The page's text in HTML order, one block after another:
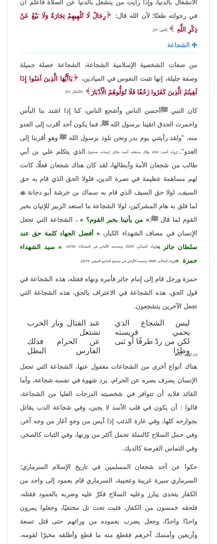
الانشغال بالدنيا، وإذا رأيت من ينشغل بالدنيا عن الصلاة فاعلم أن
في رجولته طعنًا؛ لأن الله قال:
رِجَالٌ لَا تُلْهِيهِمْ تِجَارَةٌ وَلَا بَيْعٌ عَنْ
ذِكْرِ اللَّهِ
[النور: 37].
الشجاعة
من صفات الشخصية الإسلامية الشجاعة، الشجاعة خصلة جميلة
وصفة جليلة، إنها تثبت النفوس في الميادين،
يَاأَيُّهَا الَّذِينَ آمَنُوا إِذَا
لَقِيتُمُ الَّذِينَ كَفَرُوا زَحْفًا فَلَا تُوَلُّوهُمُ الْأَدْبَارَ
[الأنفال: 15].
كان النبي ﷺأحسن الناس وأشجع الناس، كنا إذا اشتد بنا البأس
واحمرت الحدق اتقينا برسول الله ﷺ، فما يكون أحد أقرب إلى العدو
منه، "ولقد رأيتني يوم بدر ونحن نلوذ برسول الله ﷺ وهو أقربنا إلى
العدو". [رواه أحمد: 654، وقال محققه أحمد شاكر: إسناده صحيح].
الذي يتكلم علي بن أبي
طالب من شجعان الأمة وأبطالها، لقد كان هناك شجعان فعلًا، كانت
لهم مساهمة عظيمة في نصرة الدين، فلولا الحق الذي قام به حق
السيف، لولا حق السيف الذي قام به سماك بن خرشة أبو دجانة
لما فلق به هام المشركين، لولا الشجاعة ما استعد الزبير للإتيان بخبر
القوم لما قال ﷺ:
من يأتينا بخبر القوم؟
، الشجاعة التي تجعل
الإنسان في مصاف الشهداء الكبار،
أفضل الجهاد كلمة حق عند
سلطان جائر
[رواه النسائي: 4209، وصححه الألباني في المشكاة: 3705]،
سيد الشهداء
حمزة
[رواه الحاكم: 4884، وحسنه الألباني في صحيح الجامع الصغير: 3675].
حمزة ورجل قام إلى إمام جائر فأمره ونهاه فقتله، هذه الشجاعة في
قول الحق، هذه الشجاعة في الاعتراف بالحق، هذه الشجاعة التي
تجعل الآخرين يتشجعون.
ليس الشجاع الذي
يحمي فريسته
عند القتال ونار الحرب
تشتعل
لكن من ردّ طرفًا أو ثنى
وطرًا
عن الحرام فذلك
الفارس البطل
[ذم الهوى: 143].
هناك أنواع أخرى من الشجاعات مغفول عنها، الشجاعة التي تجعل
الإنسان يصرف بصره عن الحرام، يرد شهوة في نفسه شجاعة، وأما
القائد فلابد أن تتوافر في شخصيته الدرجات العليا من الشجاعة،
قالوا : أن يكون في قلب الأسد لا يجبن، وفي شجاعة الدب يقاتل
بجوارحه كلها، وفي غارة الذئب إذا أيس من وجهٍ أغار من وجه آخر،
وفي حمل السلاح كالنملة تحمل أكثر من وزنها، وفي الثبات كالصخر،
وفي التماس الفرصة كالديك.
حكوا عن أحد شجعان المسلمين في تاريخ الإسلام السرماري؛
السرماري سيرة غريبة وعجيبة، السرماري قام بعمود إلى واحد من
الكفار يتحدى يبارز وعليه السلاح فكرّ عليه وضربه بالعمود فقتله،
فلحقه خمسون من الكفار، فثبت تحت تل مختفيًا، وجعلوا يمرون
واحدًا واحدًا، وجعل يضرب بعموده من ورائهم حتى قتل تسعة
وأربعين وأمسك آخرهم فقطع منه ما قطع وأطلقه مخبرًا لقومه،